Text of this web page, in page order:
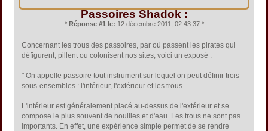
Passoires Shadok :
* Réponse #1 le: 12 décembre 2011, 02:43:37 *
Concernant les trous des passoires, par où passent les pirates qui
défigurent, pillent ou colonisent nos sites, voici un exposé :
" On appelle passoire tout instrument sur lequel on peut définir trois
sous-ensembles : l'intérieur, l'extérieur et les trous.
L'intérieur est généralement placé au-dessus de l'extérieur et se
compose le plus souvent de nouilles et d'eau. Les trous ne sont pas
importants. En effet, une expérience simple permet de se rendre